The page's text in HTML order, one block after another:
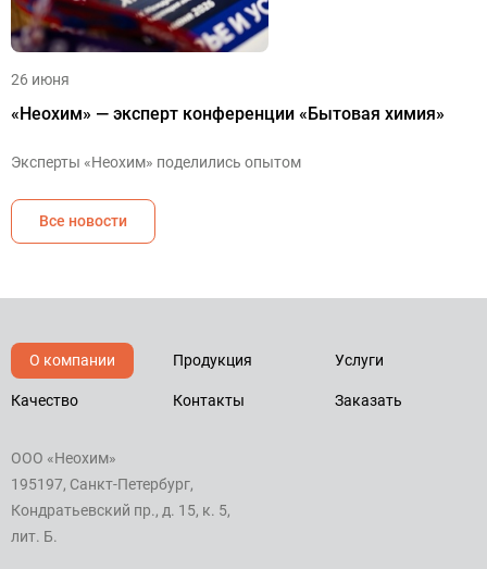
26 июня
«Неохим» — эксперт конференции «Бытовая химия»
Эксперты «Неохим» поделились опытом
Все новости
О компании Продукция Услуги
Качество Контакты Заказать
ООО «Неохим»
195197, Санкт-Петербург,
Кондратьевский пр., д. 15, к. 5,
лит. Б.